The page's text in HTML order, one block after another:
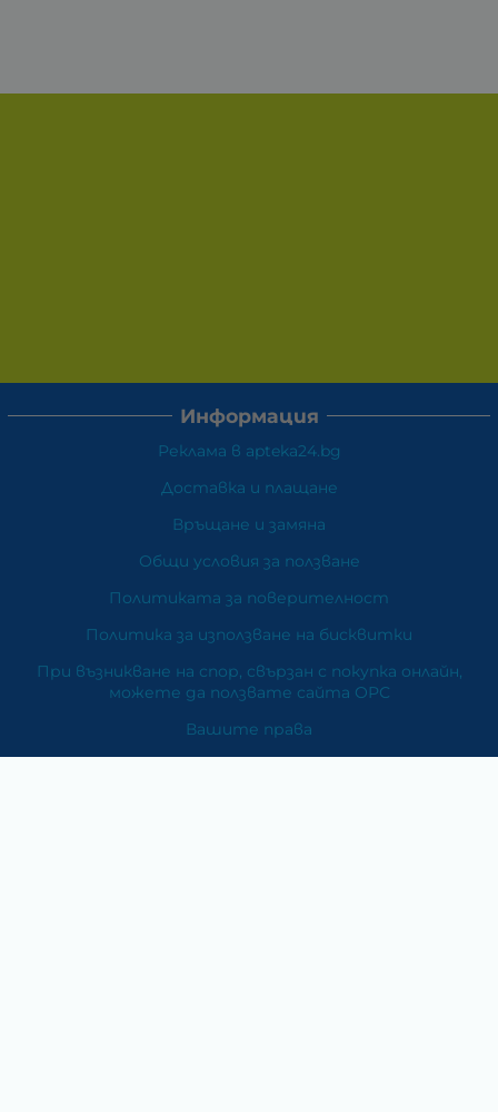
Информация
Реклама в apteka24.bg
Доставка и плащане
Връщане и замяна
Общи условия за ползване
Политиката за поверителност
Политика за използване на бисквитки
При възникване на спор, свързан с покупка онлайн,
можете да ползвате сайта ОРС
Вашите права